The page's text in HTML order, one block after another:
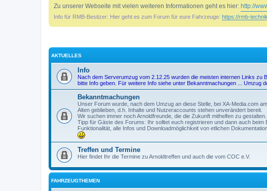
Zu unserer Webseite mit vielen weiteren Informationen geht es hier: http://
Info für RMB-Besitzer: Hier geht es zum Forum für eure Fahrzeuge: https://rmb-
AKTUELLES
Info
Nach dem Serverumzug vom 2.12.25 wurden die meisten internen Links zu
bitte Info geben. Für weitere Info siehe unter Bekanntmachungen ... Umzug
Bekanntmachungen
Unser Forum wurde, nach dem Umzug an diese Stelle, bei XA-Media.com
Alten geblieben, d.h. Inhalte und Nutzeraccounts stehen unverändert bereit.
Wir suchen immer noch Arnoldfreunde, die die Zukunft mithelfen zu gestalten.
Tipp für Gäste des Forums: Ihr solltet euch registrieren und dann auch
Funktionalität, alle Infos und Downloadmöglichkeit von etlichen
Treffen und Termine
Hier findet Ihr die Termine zu Arnoldtreffen und auch die vom COC e.V.
FAHRZEUGTHEMEN